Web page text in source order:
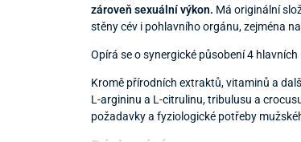
zároveň sexuální výkon. Má originální
stěny cév i pohlavního orgánu, zejména
Opírá se o synergické působení 4
Kromě přírodních extraktů, vitaminů a
L-argininu a L-citrulinu, tribulusu a
požadavky a fyziologické potřeby